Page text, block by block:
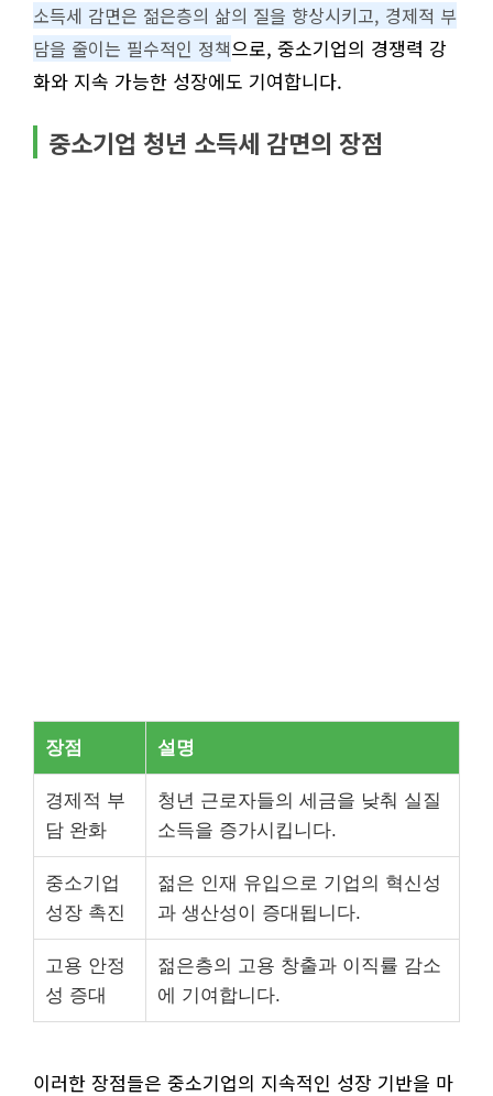
소득세 감면은 젊은층의 삶의 질을 향상시키고, 경제적 부
담을 줄이는 필수적인 정책으로, 중소기업의 경쟁력 강
화와 지속 가능한 성장에도 기여합니다.
중소기업 청년 소득세 감면의 장점
장점 설명
경제적 부
담 완화
청년 근로자들의 세금을 낮춰 실질
소득을 증가시킵니다.
중소기업
성장 촉진
젊은 인재 유입으로 기업의 혁신성
과 생산성이 증대됩니다.
고용 안정
성 증대
젊은층의 고용 창출과 이직률 감소
에 기여합니다.
이러한 장점들은 중소기업의 지속적인 성장 기반을 마